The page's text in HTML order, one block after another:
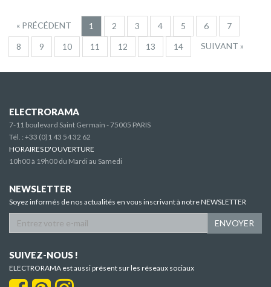
« PRÉCÉDENT 1 2 3 4 5 6
7
8
9 10 11 12 13 14 SUIVANT »
ELECTRORAMA
7-11 boulevard Saint Germain - 75005 PARIS
Tél. : +33 (0)1 43 54 32 62
HORAIRES D'OUVERTURE
10h00 à 19h00 du Mardi au Samedi
NEWSLETTER
Soyez informés de nos actualités en vous inscrivant à notre NEWSLETTER
ENVOYER
SUIVEZ-NOUS !
ELECTRORAMA est aussi présent sur les réseaux sociaux